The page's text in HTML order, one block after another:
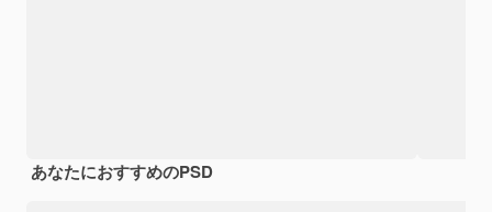
あなたにおすすめのPSD